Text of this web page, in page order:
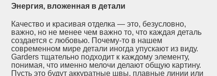
Энергия, вложенная в детали
Качество и красивая отделка — это, безусловно,
важно, но не менее чем важно то, что каждая деталь
создается с любовью. Почему-то в нашем
современном мире детали иногда упускают из виду.
Garders тщательно подходит к каждому элементу,
понимая, что именно мелочи делают общую картину.
Пусть это будут аккуратные швы, плавные линии или